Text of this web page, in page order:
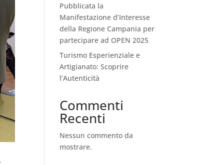
Pubblicata la
Manifestazione d’Interesse
della Regione Campania per
partecipare ad OPEN 2025
Turismo Esperienziale e
Artigianato: Scoprire
l’Autenticità
Commenti
Recenti
Nessun commento da
mostrare.